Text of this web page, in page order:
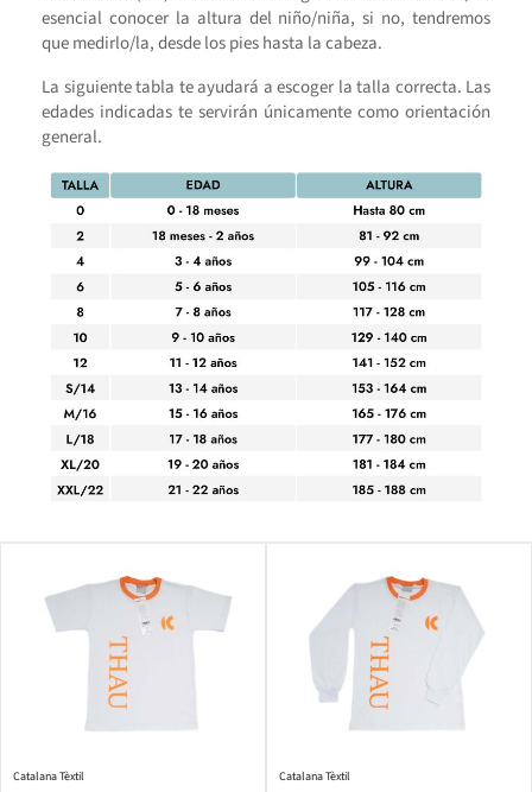
esencial conocer la altura del niño/niña, si no, tendremos
que medirlo/la, desde los pies hasta la cabeza.
La siguiente tabla te ayudará a escoger la talla correcta. Las
edades indicadas te servirán únicamente como orientación
general.
Catalana Tèxtil Catalana Tèxtil